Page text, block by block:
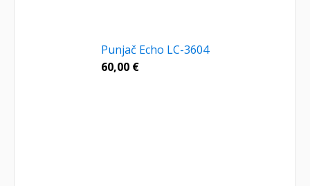
Punjač Echo LC-3604
60,00 €